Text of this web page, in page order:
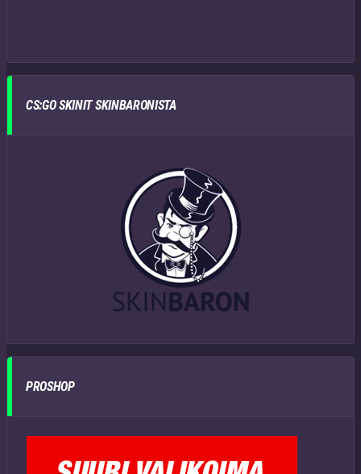
CS:GO SKINIT SKINBARONISTA
PROSHOP